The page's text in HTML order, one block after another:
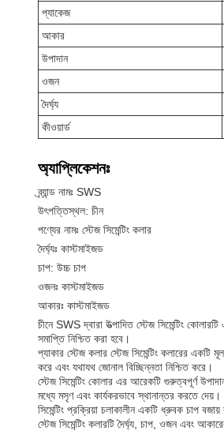
প্যাকেজ
আকার
উপাদান
ওজন
দৈর্ঘ্য
কীওয়ার্ড
অ্যাপ্লিকেশনঃ
ব্র্যান্ড নামঃ SWS
উৎপত্তিস্থল: চীন
পণ্যের নামঃ স্টেজ সিমেন্টিং কলার
দৈর্ঘ্যঃ কাস্টমাইজড
চাপ: উচ্চ চাপ
ওজনঃ কাস্টমাইজড
আকারঃ কাস্টমাইজড
চীনে SWS দ্বারা উত্পাদিত স্টেজ সিমেন্টিং
সমাপ্তি নিশ্চিত করা হবে।
প্যাকার স্টেজ কলার স্টেজ সিমেন্টিং কলারের একটি
করে এবং যথাযথ জোনাল বিচ্ছিন্নতা নিশ্চিত করে।
স্টেজ সিমেন্টিং কোলার এর আরেকটি গুরুত্বপূর্ণ
মধ্যে মসৃণ এবং কার্যকরভাবে স্থানান্তর করতে দেয়।
সিমেন্টিং প্রক্রিয়া চলাকালীন একটি ধ্রুবক চাপ
স্টেজ সিমেন্টিং কলারটি দৈর্ঘ্য, চাপ, ওজন এবং